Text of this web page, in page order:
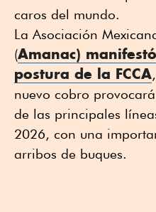
caros del mundo.
La Asociación
(Amanac)
postura de la FCCA
nuevo cobro
de las principales
2026, con una
arribos de buques.